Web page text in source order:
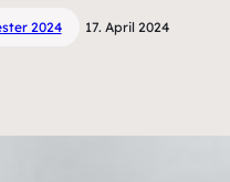
2024 17. April 2024